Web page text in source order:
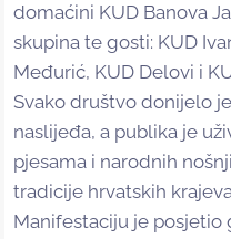
domaćini KUD Banova
skupina te gosti: KUD
Međurić, KUD Delovi i
Svako društvo donijelo
naslijeđa, a publika je
pjesama i narodnih
tradicije hrvatskih
Manifestaciju je posjetio